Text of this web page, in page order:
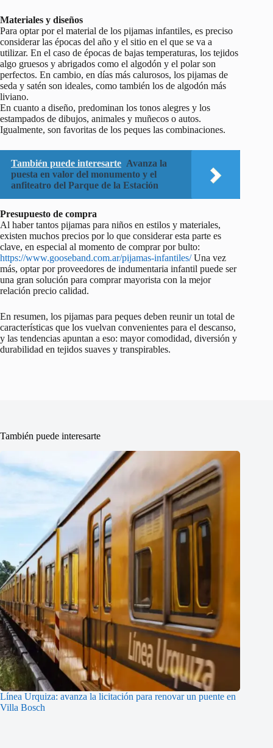
Materiales y diseños
Para optar por el material de los pijamas infantiles, es preciso
considerar las épocas del año y el sitio en el que se va a
utilizar. En el caso de épocas de bajas temperaturas, los tejidos
algo gruesos y abrigados como el algodón y el polar son
perfectos. En cambio, en días más calurosos, los pijamas de
seda y satén son ideales, como también los de algodón más
liviano.
En cuanto a diseño, predominan los tonos alegres y los
estampados de dibujos, animales y muñecos o autos.
Igualmente, son favoritas de los peques las combinaciones.
También puede interesarte Avanza la
puesta en valor del monumento y el
anfiteatro del Parque de la Estación
Presupuesto de compra
Al haber tantos pijamas para niños en estilos y materiales,
existen muchos precios por lo que considerar esta parte es
clave, en especial al momento de comprar por bulto:
https://www.gooseband.com.ar/pijamas-infantiles/Una vez
más, optar por proveedores de indumentaria infantil puede ser
una gran solución para comprar mayorista con la mejor
relación precio calidad.
En resumen, los pijamas para peques deben reunir un total de
características que los vuelvan convenientes para el descanso,
y las tendencias apuntan a eso: mayor comodidad, diversión y
durabilidad en tejidos suaves y transpirables.
También puede interesarte
Línea Urquiza: avanza la licitación para renovar un puente en
Villa Bosch